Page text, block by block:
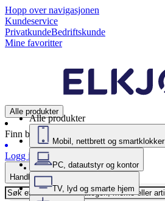
Hopp over navigasjonen
Kundeservice
PrivatkundeBedriftskunde
Mine favoritter
Alle produkter
Finn butikk
Logg inn
Handlekurv
Alle produkter
Mobil, nettbrett og smartklokker
PC, datautstyr og kontor
TV, lyd og smarte hjem